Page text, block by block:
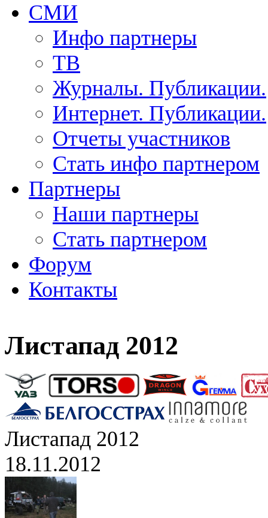
СМИ
Инфо партнеры
ТВ
Журналы. Публикации.
Интернет. Публикации.
Отчеты участников
Стать инфо партнером
Партнеры
Наши партнеры
Стать партнером
Форум
Контакты
Листапад 2012
Листапад 2012
18.11.2012